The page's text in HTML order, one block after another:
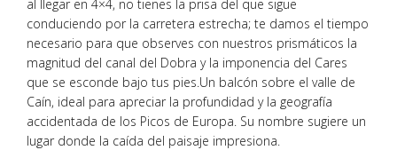
al llegar en 4×4, no tienes la prisa del que sigue
conduciendo por la carretera estrecha; te damos el tiempo
necesario para que observes con nuestros prismáticos la
magnitud del canal del Dobra y la imponencia del Cares
que se esconde bajo tus pies.Un balcón sobre el valle de
Caín, ideal para apreciar la profundidad y la geografía
accidentada de los Picos de Europa. Su nombre sugiere un
lugar donde la caída del paisaje impresiona.